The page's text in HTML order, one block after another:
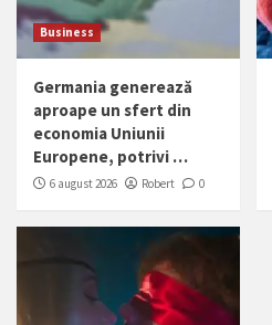
Business
Germania generează
aproape un sfert din
economia Uniunii
Europene, potrivi …
6 august 2026 Robert 0